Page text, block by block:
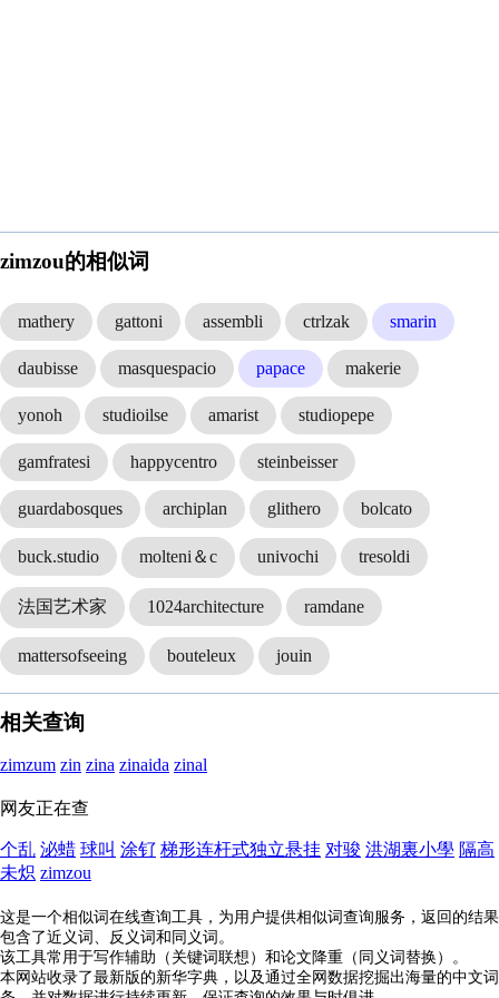
zimzou的相似词
mathery gattoni assembli ctrlzak smarin
daubisse masquespacio papace makerie
yonoh studioilse amarist studiopepe
gamfratesi happycentro steinbeisser
guardabosques archiplan glithero bolcato
buck.studio molteni＆c univochi tresoldi
法国艺术家 1024architecture ramdane
mattersofseeing bouteleux jouin
相关查询
zimzum zin zina zinaida zinal
网友正在查
个乱 泌蜡 球叫 涂钌 梯形连杆式独立悬挂 对骏 洪湖裏小學 隔高
未炽 zimzou
这是一个相似词在线查询工具，为用户提供相似词查询服务，返回的结果
包含了近义词、反义词和同义词。
该工具常用于写作辅助（关键词联想）和论文降重（同义词替换）。
本网站收录了最新版的新华字典，以及通过全网数据挖掘出海量的中文词